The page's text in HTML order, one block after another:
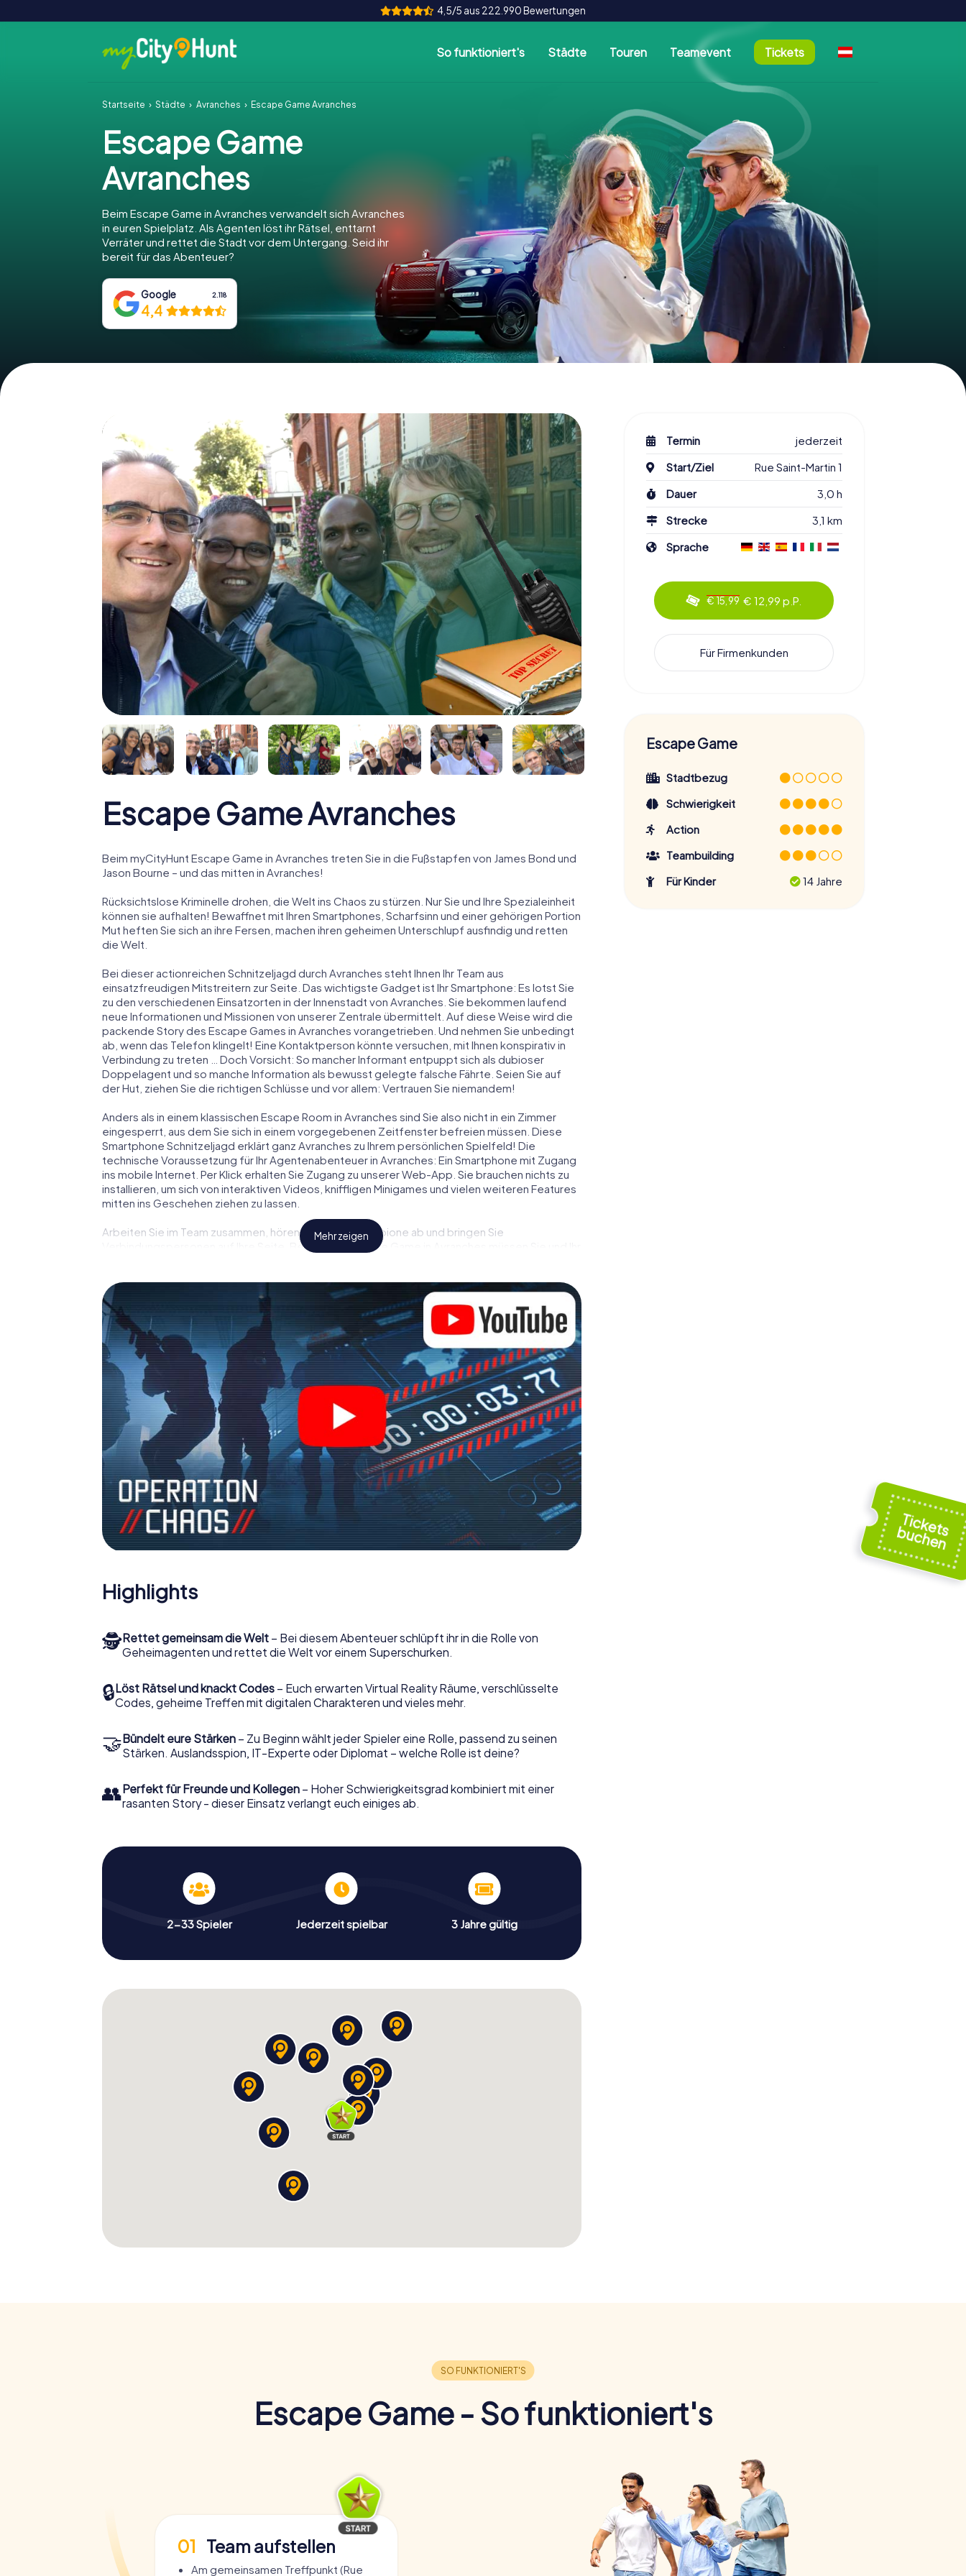
4,5/5 aus 222.990 Bewertungen
So funktioniert's Städte Touren Teamevent Tickets
Startseite Städte Avranches Escape Game Avranches
Escape Game
Avranches
Beim Escape Game in Avranches verwandelt sich Avranches
in euren Spielplatz. Als Agenten löst ihr Rätsel, enttarnt
Verräter und rettet die Stadt vor dem Untergang. Seid ihr
bereit für das Abenteuer?
Google 2.118
4,4
Escape Game Avranches
Beim myCityHunt Escape Game in Avranches treten Sie in die Fußstapfen von James Bond und
Jason Bourne – und das mitten in Avranches!
Rücksichtslose Kriminelle drohen, die Welt ins Chaos zu stürzen. Nur Sie und Ihre Spezialeinheit
können sie aufhalten! Bewaffnet mit Ihren Smartphones, Scharfsinn und einer gehörigen Portion
Mut heften Sie sich an ihre Fersen, machen ihren geheimen Unterschlupf ausfindig und retten
die Welt.
Bei dieser actionreichen Schnitzeljagd durch Avranches steht Ihnen Ihr Team aus
einsatzfreudigen Mitstreitern zur Seite. Das wichtigste Gadget ist Ihr Smartphone: Es lotst Sie
zu den verschiedenen Einsatzorten in der Innenstadt von Avranches. Sie bekommen laufend
neue Informationen und Missionen von unserer Zentrale übermittelt. Auf diese Weise wird die
packende Story des Escape Games in Avranches vorangetrieben. Und nehmen Sie unbedingt
ab, wenn das Telefon klingelt! Eine Kontaktperson könnte versuchen, mit Ihnen konspirativ in
Verbindung zu treten … Doch Vorsicht: So mancher Informant entpuppt sich als dubioser
Doppelagent und so manche Information als bewusst gelegte falsche Fährte. Seien Sie auf
der Hut, ziehen Sie die richtigen Schlüsse und vor allem: Vertrauen Sie niemandem!
Anders als in einem klassischen Escape Room in Avranches sind Sie also nicht in ein Zimmer
eingesperrt, aus dem Sie sich in einem vorgegebenen Zeitfenster befreien müssen. Diese
Smartphone Schnitzeljagd erklärt ganz Avranches zu Ihrem persönlichen Spielfeld! Die
technische Voraussetzung für Ihr Agentenabenteuer in Avranches: Ein Smartphone mit Zugang
ins mobile Internet. Per Klick erhalten Sie Zugang zu unserer Web-App. Sie brauchen nichts zu
installieren, um sich von interaktiven Videos, kniffligen Minigames und vielen weiteren Features
mitten ins Geschehen ziehen zu lassen.
Arbeiten Sie im Team zusammen, hören Sie feindliche Spione ab und bringen Sie
Verbindungspersonen auf Ihre Seite. Bei diesem Escape Game in Avranches müssen Sie und Ihr
Team im Highscore von Avranches und erhalten Zugang zu Ihrer ganz persönlichen
Bildergalerie. Das myCityHunt Escape Game macht Avranches zu Ihrem ganz persönlichen
Erlebnisspielplatz. Holen Sie sich Ihre Tickets in die Welt der Spionage und Geheimagenten und
verwandeln Sie Avranches in einen Outdoor Escape Room!
Mehr zeigen
Highlights
🕵Rettet gemeinsam die Welt – Bei diesem Abenteuer schlüpft ihr in die Rolle von
Geheimagenten und rettet die Welt vor einem Superschurken.
🔒Löst Rätsel und knackt Codes – Euch erwarten Virtual Reality Räume, verschlüsselte
Codes, geheime Treffen mit digitalen Charakteren und vieles mehr.
🤝Bündelt eure Stärken – Zu Beginn wählt jeder Spieler eine Rolle, passend zu seinen
Stärken. Auslandsspion, IT-Experte oder Diplomat – welche Rolle ist deine?
👥Perfekt für Freunde und Kollegen – Hoher Schwierigkeitsgrad kombiniert mit einer
rasanten Story - dieser Einsatz verlangt euch einiges ab.
2-33 Spieler Jederzeit spielbar 3 Jahre gültig
Termin
jederzeit
Start/Ziel
Rue Saint-Martin 1
Dauer
3,0 h
Strecke
3,1 km
Sprache
€ 15,99 € 12,99 p.P.
Für Firmenkunden
Escape Game
Stadtbezug
Schwierigkeit
Action
Teambuilding
Für Kinder
14 Jahre
Escape Game - So funktioniert's
01 Team aufstellen
Am gemeinsamen Treffpunkt (Rue